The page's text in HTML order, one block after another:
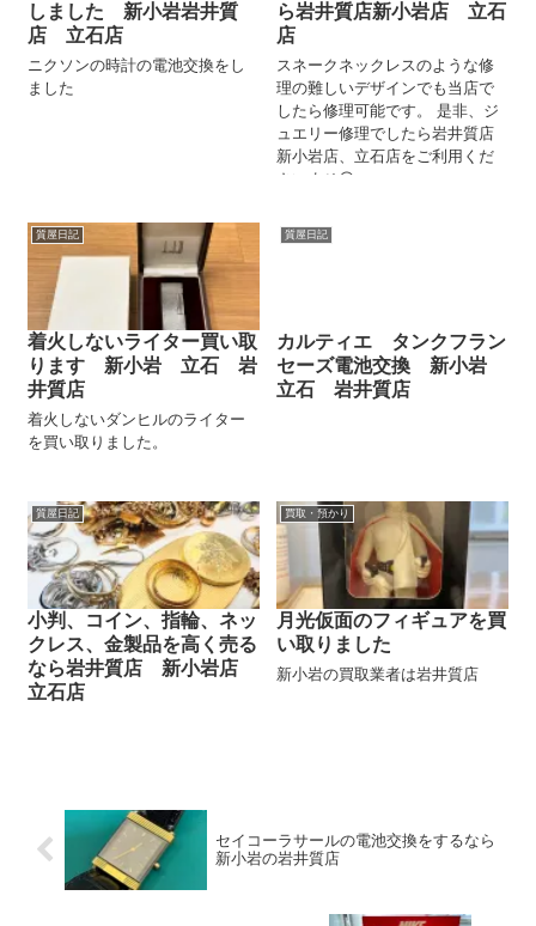
しました 新小岩岩井質
店 立石店
ニクソンの時計の電池交換をし
ました
ら岩井質店新小岩店 立石
店
スネークネックレスのような修
理の難しいデザインでも当店で
したら修理可能です。 是非、ジ
ュエリー修理でしたら岩井質店
新小岩店、立石店をご利用くだ
さいませ😊
質屋日記
着火しないライター買い取
ります 新小岩 立石 岩
井質店
着火しないダンヒルのライター
を買い取りました。
質屋日記
カルティエ タンクフラン
セーズ電池交換 新小岩
立石 岩井質店
質屋日記
小判、コイン、指輪、ネッ
クレス、金製品を高く売る
なら岩井質店 新小岩店
立石店
買取・預かり
月光仮面のフィギュアを買
い取りました
新小岩の買取業者は岩井質店
セイコーラサールの電池交換をするなら
新小岩の岩井質店